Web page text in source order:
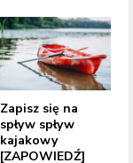
Zapisz się na
spływ spływ
kajakowy
[ZAPOWIEDŹ]